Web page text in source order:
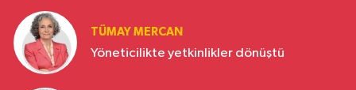
TÜMAY MERCAN
Yöneticilikte yetkinlikler dönüştü